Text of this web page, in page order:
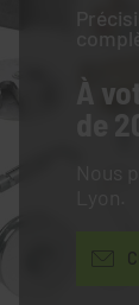
À
de
Nous